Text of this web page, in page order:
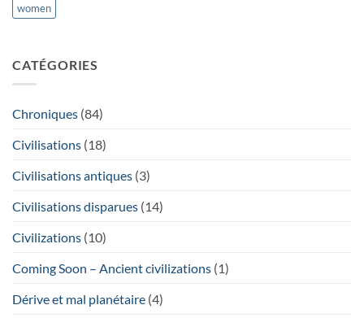
women
CATÉGORIES
Chroniques (84)
Civilisations (18)
Civilisations antiques (3)
Civilisations disparues (14)
Civilizations (10)
Coming Soon – Ancient civilizations (1)
Dérive et mal planétaire (4)